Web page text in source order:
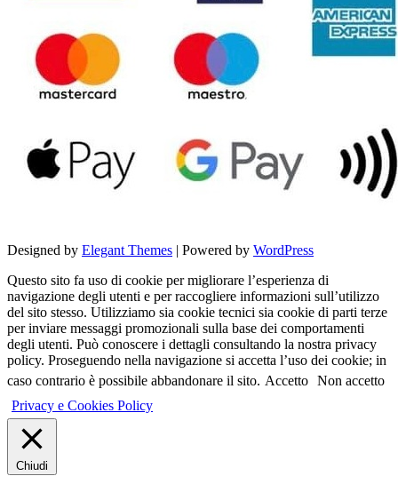
Designed by Elegant Themes | Powered by WordPress
Questo sito fa uso di cookie per migliorare l’esperienza di
navigazione degli utenti e per raccogliere informazioni sull’utilizzo
del sito stesso. Utilizziamo sia cookie tecnici sia cookie di parti terze
per inviare messaggi promozionali sulla base dei comportamenti
degli utenti. Può conoscere i dettagli consultando la nostra privacy
policy. Proseguendo nella navigazione si accetta l’uso dei cookie; in
caso contrario è possibile abbandonare il sito. Accetto Non accetto
Privacy e Cookies Policy
Chiudi